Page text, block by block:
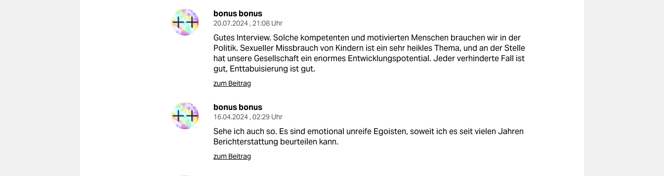
bonus bonus
20.07.2024 , 21:08 Uhr
Gutes Interview. Solche kompetenten und motivierten Menschen brauchen wir in der
Politik. Sexueller Missbrauch von Kindern ist ein sehr heikles Thema, und an der Stelle
hat unsere Gesellschaft ein enormes Entwicklungspotential. Jeder verhinderte Fall ist
gut, Enttabuisierung ist gut.
zum Beitrag
bonus bonus
16.04.2024 , 02:29 Uhr
Sehe ich auch so. Es sind emotional unreife Egoisten, soweit ich es seit vielen Jahren
Berichterstattung beurteilen kann.
zum Beitrag